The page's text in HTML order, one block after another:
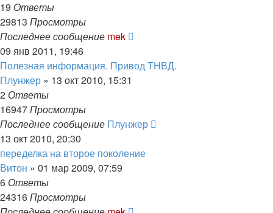
19 Ответы
29813 Просмотры
Последнее сообщение mek
09 янв 2011, 19:46
Полезная информация. Привод ТНВД.
Плунжер » 13 окт 2010, 15:31
2 Ответы
16947Просмотры
Последнее сообщение Плунжер
13 окт 2010, 20:30
переделка на второе поколение
Витон » 01 мар 2009, 07:59
6 Ответы
24316Просмотры